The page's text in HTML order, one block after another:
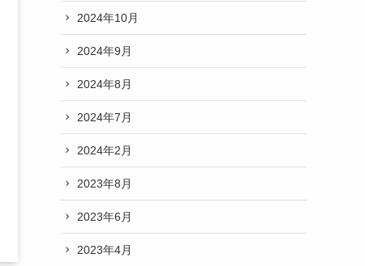
2024年10月
2024年9月
2024年8月
2024年7月
2024年2月
2023年8月
2023年6月
2023年4月